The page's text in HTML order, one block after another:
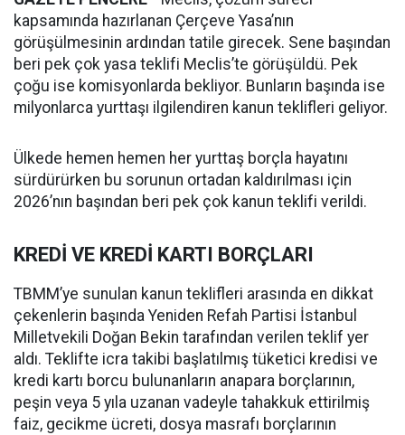
kapsamında hazırlanan Çerçeve Yasa’nın
görüşülmesinin ardından tatile girecek. Sene başından
beri pek çok yasa teklifi Meclis’te görüşüldü. Pek
çoğu ise komisyonlarda bekliyor. Bunların başında ise
milyonlarca yurttaşı ilgilendiren kanun teklifleri geliyor.
Ülkede hemen hemen her yurttaş borçla hayatını
sürdürürken bu sorunun ortadan kaldırılması için
2026’nın başından beri pek çok kanun teklifi verildi.
KREDİ VE KREDİ KARTI BORÇLARI
TBMM’ye sunulan kanun teklifleri arasında en dikkat
çekenlerin başında Yeniden Refah Partisi İstanbul
Milletvekili Doğan Bekin tarafından verilen teklif yer
aldı. Teklifte icra takibi başlatılmış tüketici kredisi ve
kredi kartı borcu bulunanların anapara borçlarının,
peşin veya 5 yıla uzanan vadeyle tahakkuk ettirilmiş
faiz, gecikme ücreti, dosya masrafı borçlarının